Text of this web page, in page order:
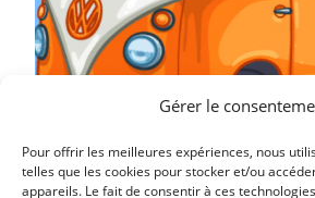
Gérer le
Pour offrir les meilleures expériences, nous
telles que les cookies pour stocker et/ou
appareils. Le fait de consentir à ces